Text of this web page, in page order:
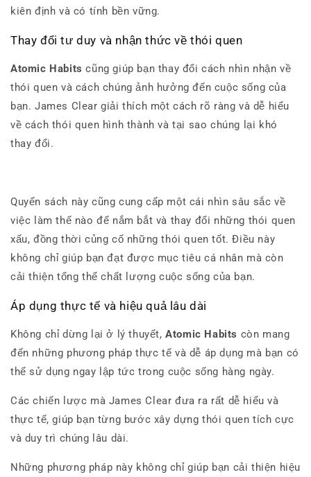
kiên định và có tính bền vững.
Thay đổi tư duy và nhận thức về thói quen
Atomic Habits cũng giúp bạn thay đổi cách nhìn nhận về
thói quen và cách chúng ảnh hưởng đến cuộc sống của
bạn. James Clear giải thích một cách rõ ràng và dễ hiểu
về cách thói quen hình thành và tại sao chúng lại khó
thay đổi.
Quyển sách này cũng cung cấp một cái nhìn sâu sắc về
việc làm thế nào để nắm bắt và thay đổi những thói quen
xấu, đồng thời củng cố những thói quen tốt. Điều này
không chỉ giúp bạn đạt được mục tiêu cá nhân mà còn
cải thiện tổng thể chất lượng cuộc sống của bạn.
Áp dụng thực tế và hiệu quả lâu dài
Không chỉ dừng lại ở lý thuyết, Atomic Habits còn mang
đến những phương pháp thực tế và dễ áp dụng mà bạn có
thể sử dụng ngay lập tức trong cuộc sống hàng ngày.
Các chiến lược mà James Clear đưa ra rất dễ hiểu và
thực tế, giúp bạn từng bước xây dựng thói quen tích cực
và duy trì chúng lâu dài.
Những phương pháp này không chỉ giúp bạn cải thiện hiệu